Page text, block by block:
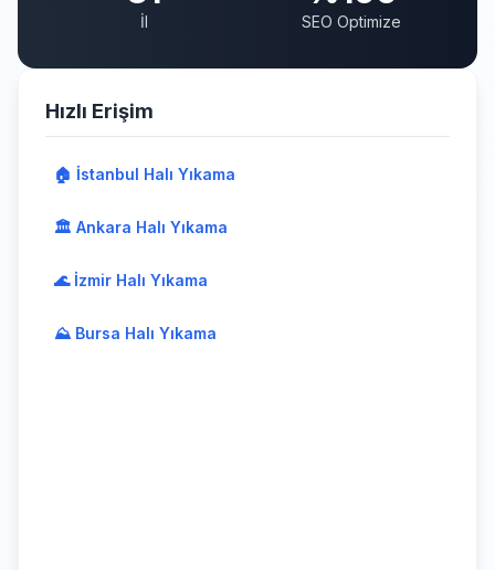
İl SEO Optimize
Hızlı Erişim
🏠 İstanbul Halı Yıkama
🏛️ Ankara Halı Yıkama
🌊 İzmir Halı Yıkama
⛰️ Bursa Halı Yıkama